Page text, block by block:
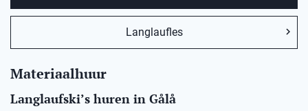
Langlaufles
Materiaalhuur
Langlaufski’s huren in Gålå